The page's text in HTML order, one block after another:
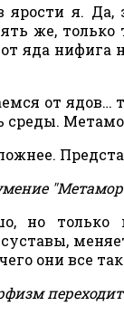
я. Да,
же, только
яда нифига
от ядов…
среды.
но только
они все